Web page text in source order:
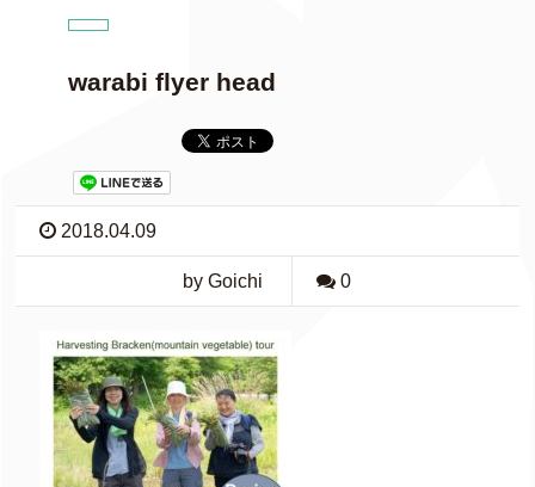
warabi flyer head
2018.04.09
by Goichi 0